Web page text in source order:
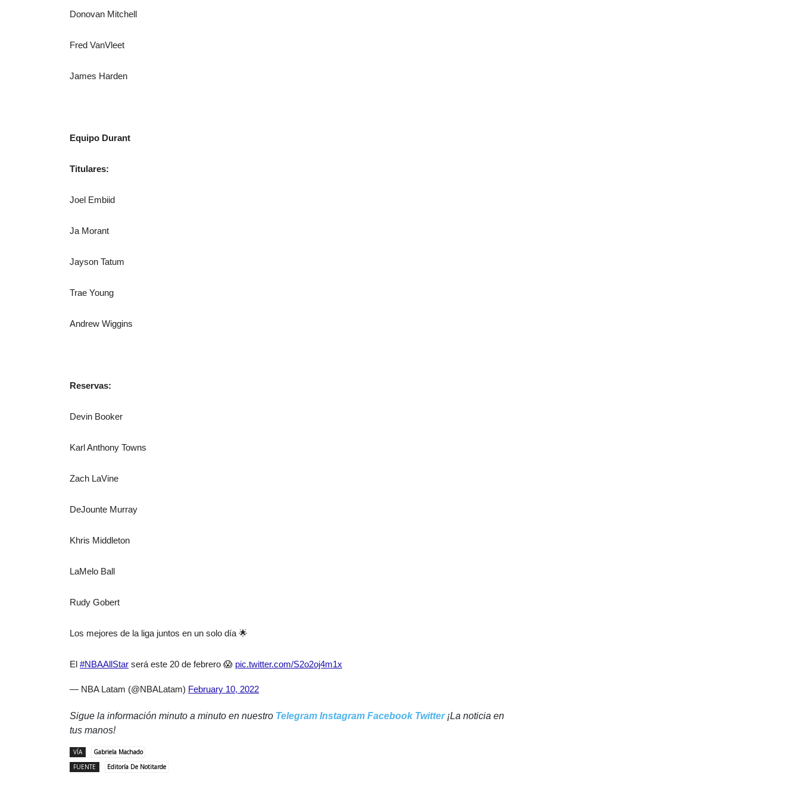
Donovan Mitchell
Fred VanVleet
James Harden
Equipo Durant
Titulares:
Joel Embiid
Ja Morant
Jayson Tatum
Trae Young
Andrew Wiggins
Reservas:
Devin Booker
Karl Anthony Towns
Zach LaVine
DeJounte Murray
Khris Middleton
LaMelo Ball
Rudy Gobert
Los mejores de la liga juntos en un solo día 🌟
El #NBAAllStar será este 20 de febrero 😱 pic.twitter.com/S2o2oj4m1x
— NBA Latam (@NBALatam) February 10, 2022
Sigue la información minuto a minuto en nuestro Telegram Instagram Facebook Twitter¡La noticia en
tus manos!
VÍA
Gabriela Machado
FUENTE
Editoría De Notitarde